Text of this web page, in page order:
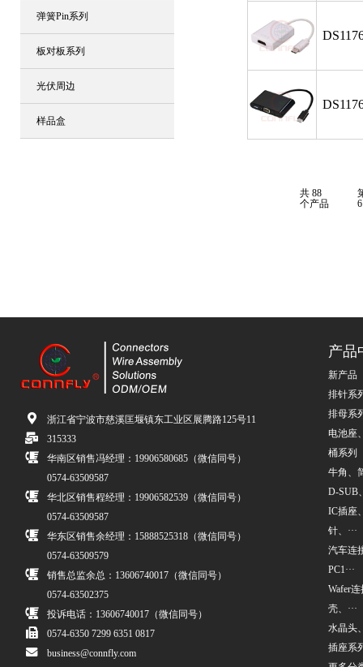
弹簧Pin系列
板对板系列
光伏周边
样品盒
共 88
个产品
浙江省宁波市慈溪匡堰镇东工业区展腾路125号11
315333
华南区销售冯经理：19906580685（微信同号）
0574-63509587
华北区销售程经理：19906582539（微信同号）
0574-63509587
华东区销售余经理：15888525318（微信同号）
0574-63509579
销售总监余总：13606740017（微信同号）
0574-63502375
投诉电话：13606740017（微信同号）
0574-6350 7299 6351 0817
business@connfly.com
产品
新产品
排针系
排母系
电池座
桶系列
牛角、
D-SUB
IC插座
针、···
汽车连
PC1···
Wafer
壳、···
水晶头
插座系